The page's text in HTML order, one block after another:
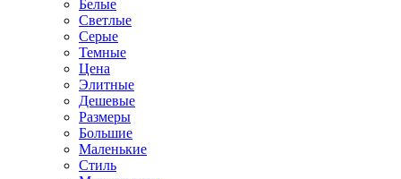
Белые
Светлые
Серые
Темные
Цена
Элитные
Дешевые
Размеры
Большие
Маленькие
Стиль